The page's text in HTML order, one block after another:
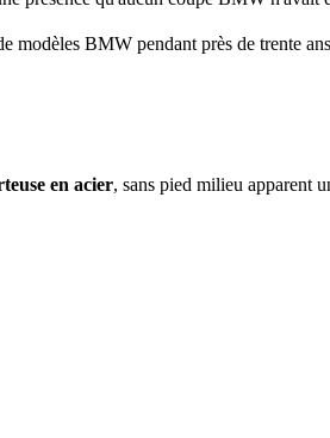
modèles BMW pendant près de trente
en acier, sans pied milieu apparent